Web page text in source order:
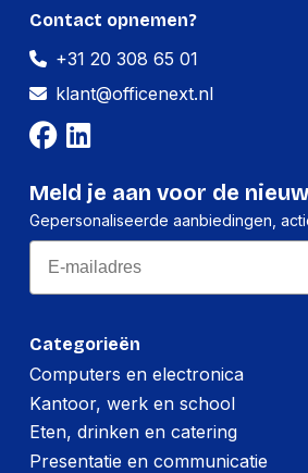
Gewicht verpakking
Categorieën
Computers en electronica
Kantoor, werk en school
Eten, drinken en catering
Presentatie en communicatie
Contact opnemen?
+31 20 308 65 01
klant@officenext.nl
Meld je aan voor de
Gepersonaliseerde aanbiedingen,
Email